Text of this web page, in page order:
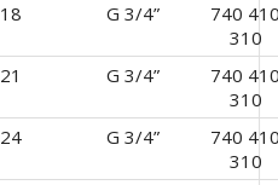
18 G 3/4”
740
310
21 G 3/4”
740
310
24 G 3/4”
740
310